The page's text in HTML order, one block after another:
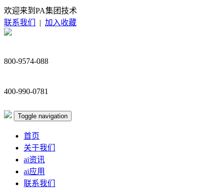
欢迎来到PA集团技术
联系我们
| 加入收藏
800-9574-088
400-990-0781
Toggle navigation
首页
关于我们
ai资讯
ai应用
联系我们